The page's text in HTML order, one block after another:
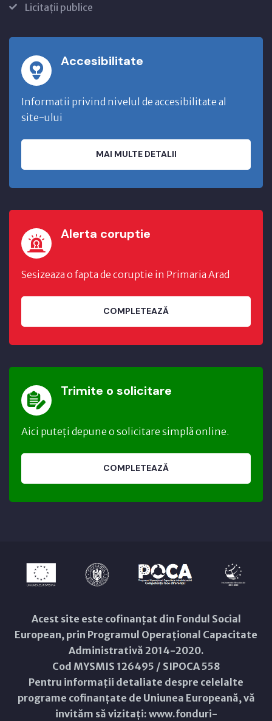
Licitații publice
Accesibilitate
Informatii privind nivelul de accesibilitate al
site-ului
MAI MULTE DETALII
Alerta coruptie
Sesizeaza o fapta de coruptie in Primaria Arad
COMPLETEAZĂ
Trimite o solicitare
Aici puteți depune o solicitare simplă online.
COMPLETEAZĂ
Acest site este cofinanțat din Fondul Social
European, prin Programul Operațional Capacitate
Administrativă 2014-2020.
Cod MYSMIS 126495 / SIPOCA 558
Pentru informații detaliate despre celelalte
programe cofinanțate de Uniunea Europeană, vă
invităm să vizitați: www.fonduri-